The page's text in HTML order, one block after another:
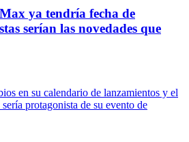
ya tendría fecha de
serían las novedades que
en su calendario de lanzamientos y el
protagonista de su evento de